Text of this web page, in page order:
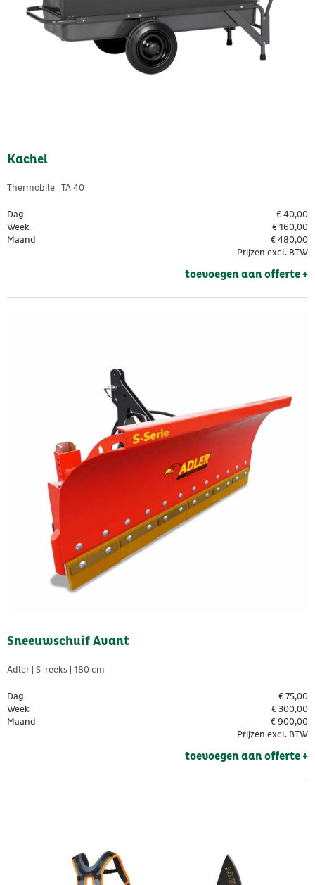
Kachel
Thermobile | TA 40
Dag € 40,00
Week
€ 160,00
Maand
€ 480,00
Prijzen excl. BTW
toevoegen aan offerte +
Sneeuwschuif Avant
Adler | S-reeks | 180 cm
Dag € 75,00
Week
€ 300,00
Maand
€ 900,00
Prijzen excl. BTW
toevoegen aan offerte +